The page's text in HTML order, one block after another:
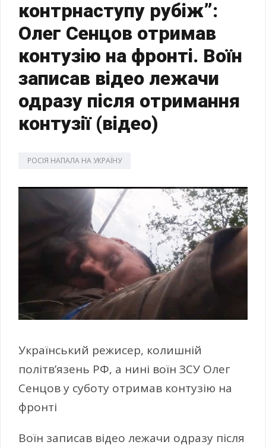
контрнаступу рубіж”:
Олег Сенцов отримав
контузію на фронті. Воїн
записав відео лежачи
одразу після отримання
контузії (відео)
РОСІЯ НАПАЛА НА УКРАЇНУ
Український режисер, колишній
політв’язень РФ, а нині воїн ЗСУ Олег
Сенцов у суботу отримав контузію на
фронті
Воїн записав відео лежачи одразу після